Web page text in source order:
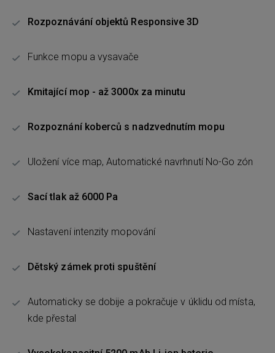
Rozpoznávání objektů Responsive 3D
Funkce mopu a vysavače
Kmitající mop - až 3000x za minutu
Rozpoznání koberců s nadzvednutím mopu
Uložení více map, Automatické navrhnutí No-Go zón
Sací tlak až 6000 Pa
Nastavení intenzity mopování
Dětský zámek proti spuštění
Automaticky se dobije a pokračuje v úklidu od místa,
kde přestal